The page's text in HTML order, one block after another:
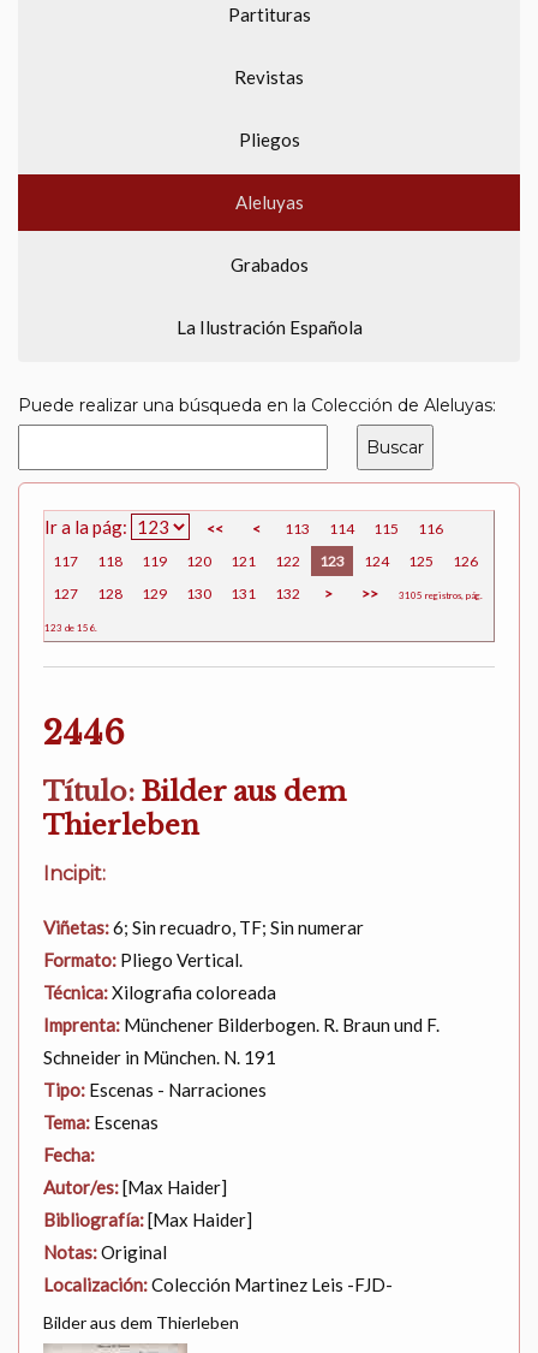
Partituras
Revistas
Pliegos
Aleluyas
Grabados
La Ilustración Española
Puede realizar una búsqueda en la Colección de Aleluyas:
Ir a la pág: << < 113 114 115
116
117
118 119 120 121 122 123 124 125
126
127
128 129 130 131 132 > >> 3105 registros, pág.
123 de 156.
2446
Título: Bilder aus dem
Thierleben
Incipit:
Viñetas:6; Sin recuadro, TF; Sin numerar
Formato: Pliego Vertical.
Técnica:Xilografia coloreada
Imprenta: Münchener Bilderbogen. R. Braun und F.
Schneider in München. N. 191
Tipo: Escenas - Narraciones
Tema: Escenas
Fecha:
Autor/es:[Max Haider]
Bibliografía:[Max Haider]
Notas:Original
Localización:Colección Martinez Leis -FJD-
Bilder aus dem Thierleben